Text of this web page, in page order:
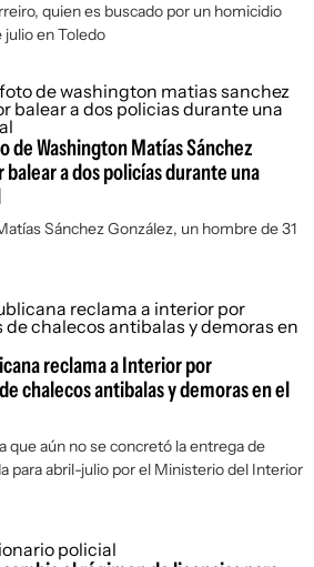
quien es buscado por un homicidio
julio en Toledo
Washington Matías Sánchez
a dos policías durante una
Sánchez González, un hombre de 31
reclama a Interior por
chalecos antibalas y demoras en el
que aún no se concretó la entrega de
para abril-julio por el Ministerio del Interior